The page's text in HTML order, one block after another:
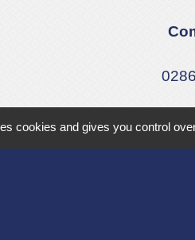
cookies and gives you control